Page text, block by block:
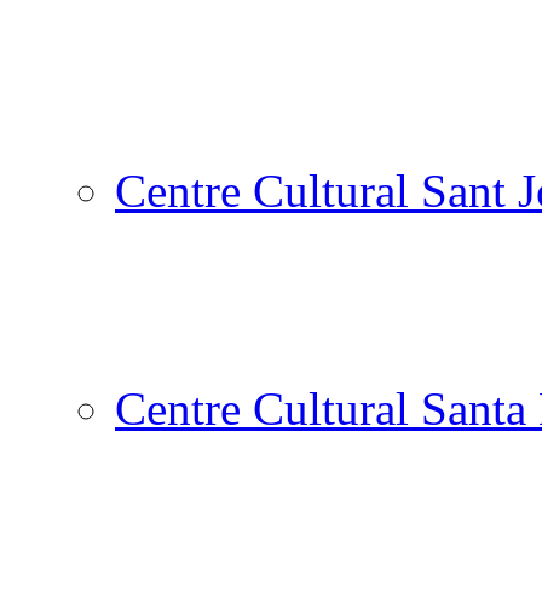
Centre Cultural Sant
Centre Cultural